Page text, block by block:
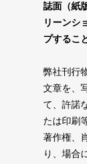
誌面（紙
リーンシ
プするこ
弊社刊行
文章を、
て、許諾
たは印刷
著作権、
り、場合